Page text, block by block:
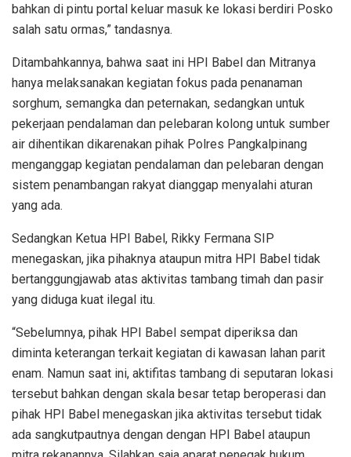
bahkan di pintu portal keluar masuk ke lokasi berdiri Posko
salah satu ormas,” tandasnya.
Ditambahkannya, bahwa saat ini HPI Babel dan Mitranya
hanya melaksanakan kegiatan fokus pada penanaman
sorghum, semangka dan peternakan, sedangkan untuk
pekerjaan pendalaman dan pelebaran kolong untuk sumber
air dihentikan dikarenakan pihak Polres Pangkalpinang
menganggap kegiatan pendalaman dan pelebaran dengan
sistem penambangan rakyat dianggap menyalahi aturan
yang ada.
Sedangkan Ketua HPI Babel, Rikky Fermana SIP
menegaskan, jika pihaknya ataupun mitra HPI Babel tidak
bertanggungjawab atas aktivitas tambang timah dan pasir
yang diduga kuat ilegal itu.
“Sebelumnya, pihak HPI Babel sempat diperiksa dan
diminta keterangan terkait kegiatan di kawasan lahan parit
enam. Namun saat ini, aktifitas tambang di seputaran lokasi
tersebut bahkan dengan skala besar tetap beroperasi dan
pihak HPI Babel menegaskan jika aktivitas tersebut tidak
ada sangkutpautnya dengan dengan HPI Babel ataupun